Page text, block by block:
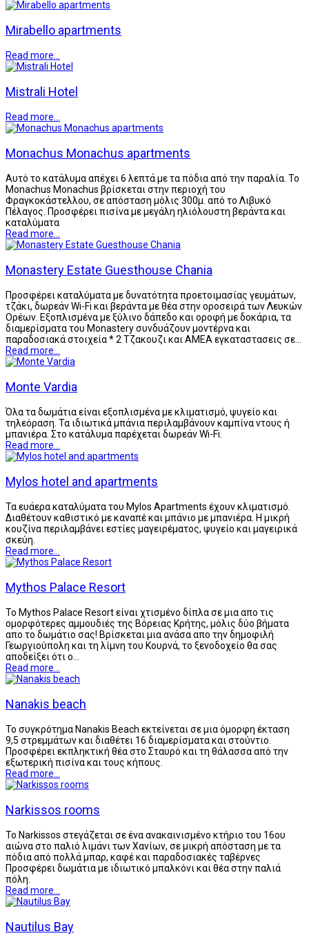
Mirabello apartments
Read more...
Mistrali Hotel
Read more...
Monachus Monachus apartments
Αυτό το κατάλυμα απέχει 6 λεπτά με τα πόδια από την παραλία. Το
Monachus Monachus βρίσκεται στην περιοχή του
Φραγκοκάστελλου, σε απόσταση μόλις 300μ. από το Λιβυκό
Πέλαγος. Προσφέρει πισίνα με μεγάλη ηλιόλουστη βεράντα και
καταλύματα
Read more...
Monastery Estate Guesthouse Chania
Προσφέρει καταλύματα με δυνατότητα προετοιμασίας γευμάτων,
τζάκι, δωρεάν Wi-Fi και βεράντα με θέα στην οροσειρά των Λευκών
Ορέων. Εξοπλισμένα με ξύλινο δάπεδο και οροφή με δοκάρια, τα
διαμερίσματα του Monastery συνδυάζουν μοντέρνα και
παραδοσιακά στοιχεία * 2 Τζακουζι και ΑΜΕΑ εγκαταστασεις σε…
Read more...
Monte Vardia
Όλα τα δωμάτια είναι εξοπλισμένα με κλιματισμό, ψυγείο και
τηλεόραση. Τα ιδιωτικά μπάνια περιλαμβάνουν καμπίνα ντους ή
μπανιέρα. Στο κατάλυμα παρέχεται δωρεάν Wi-Fi.
Read more...
Mylos hotel and apartments
Τα ευάερα καταλύματα του Mylos Apartments έχουν κλιματισμό.
Διαθέτουν καθιστικό με καναπέ και μπάνιο με μπανιέρα. Η μικρή
κουζίνα περιλαμβάνει εστίες μαγειρέματος, ψυγείο και μαγειρικά
σκεύη.
Read more...
Mythos Palace Resort
Το Mythos Palace Resort είναι χτισμένο δίπλα σε μια απο τις
ομορφότερες αμμουδιές της Βόρειας Κρήτης, μόλις δύο βήματα
απο το δωμάτιο σας! Βρίσκεται μια ανάσα απο την δημοφιλή
Γεωργιούπολη και τη λίμνη του Κουρνά, το ξενοδοχείο θα σας
αποδείξει ότι ο…
Read more...
Nanakis beach
Το συγκρότημα Nanakis Beach εκτείνεται σε μια όμορφη έκταση
9,5 στρεμμάτων και διαθέτει 16 διαμερίσματα και στούντιο.
Προσφέρει εκπληκτική θέα στο Σταυρό και τη θάλασσα από την
εξωτερική πισίνα και τους κήπους.
Read more...
Narkissos rooms
Το Narkissos στεγάζεται σε ένα ανακαινισμένο κτήριο του 16ου
αιώνα στο παλιό λιμάνι των Χανίων, σε μικρή απόσταση με τα
πόδια από πολλά μπαρ, καφέ και παραδοσιακές ταβέρνες
Προσφέρει δωμάτια με ιδιωτικό μπαλκόνι και θέα στην παλιά
πόλη.
Read more...
Nautilus Bay